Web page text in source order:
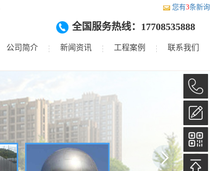
您有3条新
公司简介 新闻资讯 工程案例 联系我们
全国服务热线：17708535888